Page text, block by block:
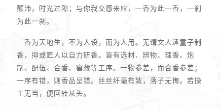
颠沛，时光过隙；与你我交感来应，一香为此一香，一刹
为此一刹。
香为天地生，不为人设，而为人用。无谓文人遣童子制
香，抑或匠人以自力研香。皆有选材、辨物、理香、炮
制、配伍、合香、窖藏等工序。一物参差，而合香参差；
一序有错，则香品呈错。丝丝纤毫有致，落子无悔。若操
工无当，便回转从头。